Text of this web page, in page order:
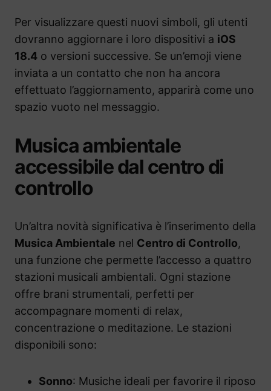
Per visualizzare questi nuovi simboli, gli utenti
dovranno aggiornare i loro dispositivi a iOS
18.4 o versioni successive. Se un’emoji viene
inviata a un contatto che non ha ancora
effettuato l’aggiornamento, apparirà come uno
spazio vuoto nel messaggio.
Musica ambientale
accessibile dal centro di
controllo
Un’altra novità significativa è l’inserimento della
Musica Ambientale nel Centro di Controllo,
una funzione che permette l’accesso a quattro
stazioni musicali ambientali. Ogni stazione
offre brani strumentali, perfetti per
accompagnare momenti di relax,
concentrazione o meditazione. Le stazioni
disponibili sono:
Sonno: Musiche ideali per favorire il riposo